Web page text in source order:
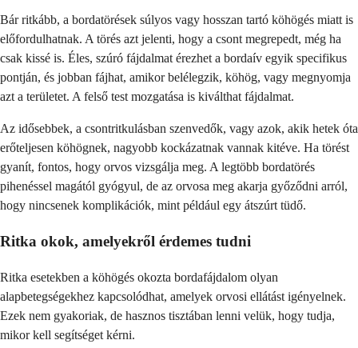
Bár ritkább, a bordatörések súlyos vagy hosszan tartó köhögés miatt is
előfordulhatnak. A törés azt jelenti, hogy a csont megrepedt, még ha
csak kissé is. Éles, szúró fájdalmat érezhet a bordaív egyik specifikus
pontján, és jobban fájhat, amikor belélegzik, köhög, vagy megnyomja
azt a területet. A felső test mozgatása is kiválthat fájdalmat.
Az idősebbek, a csontritkulásban szenvedők, vagy azok, akik hetek óta
erőteljesen köhögnek, nagyobb kockázatnak vannak kitéve. Ha törést
gyanít, fontos, hogy orvos vizsgálja meg. A legtöbb bordatörés
pihenéssel magától gyógyul, de az orvosa meg akarja győződni arról,
hogy nincsenek komplikációk, mint például egy átszúrt tüdő.
Ritka okok, amelyekről érdemes tudni
Ritka esetekben a köhögés okozta bordafájdalom olyan
alapbetegségekhez kapcsolódhat, amelyek orvosi ellátást igényelnek.
Ezek nem gyakoriak, de hasznos tisztában lenni velük, hogy tudja,
mikor kell segítséget kérni.